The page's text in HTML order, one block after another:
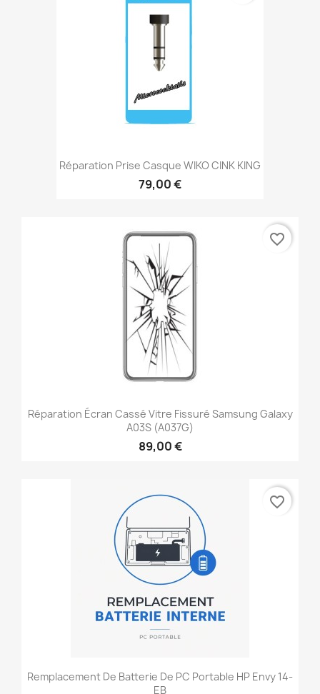
Réparation Prise Casque WIKO CINK KING
79,00 €
Réparation Écran Cassé Vitre Fissuré Samsung Galaxy
A03S (A037G)
89,00 €
favorite_border
Remplacement De Batterie De PC Portable HP Envy 14-
EB
favorite_border